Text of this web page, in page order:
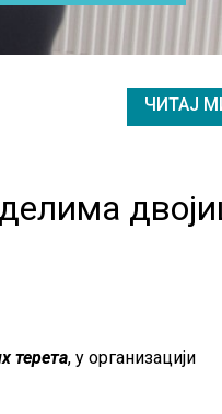
ЧИТАЈ
терета, у организацији